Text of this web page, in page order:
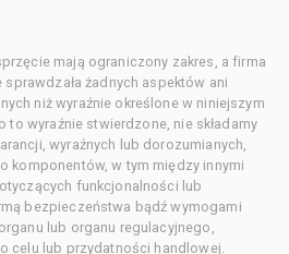
mają ograniczony zakres, a firma
żadnych aspektów ani
niż wyraźnie określone w niniejszym
to wyraźnie stwierdzone, nie składamy
wyraźnych lub dorozumianych,
komponentów, w tym między innymi
funkcjonalności lub
bezpieczeństwa bądź wymogami
lub organu regulacyjnego,
celu lub przydatności handlowej.